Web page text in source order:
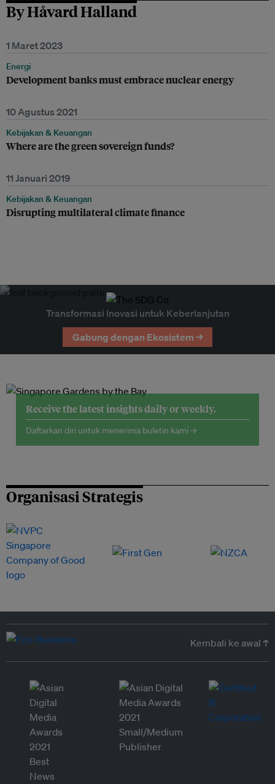
By Håvard Halland
1 Maret 2023
Energi
Development banks must embrace nuclear energy
10 Agustus 2021
Kebijakan & Keuangan
Where are the green sovereign funds?
11 Januari 2019
Kebijakan & Keuangan
Disrupting multilateral climate finance
Transformasi Inovasi untuk Keberlanjutan
Gabung dengan Ekosistem →
Receive the latest insights daily or weekly.
Daftarkan diri untuk menerima buletin kami →
Organisasi Strategis
Kembali ke awal ↑